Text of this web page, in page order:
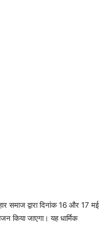
समाज द्वारा दिनांक 16 और 17 मई
किया जाएगा। यह धार्मिक